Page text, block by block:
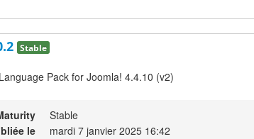
Stable
Pack for Joomla! 4.4.10 (v2)
Stable
le
mardi 7 janvier 2025 16:42